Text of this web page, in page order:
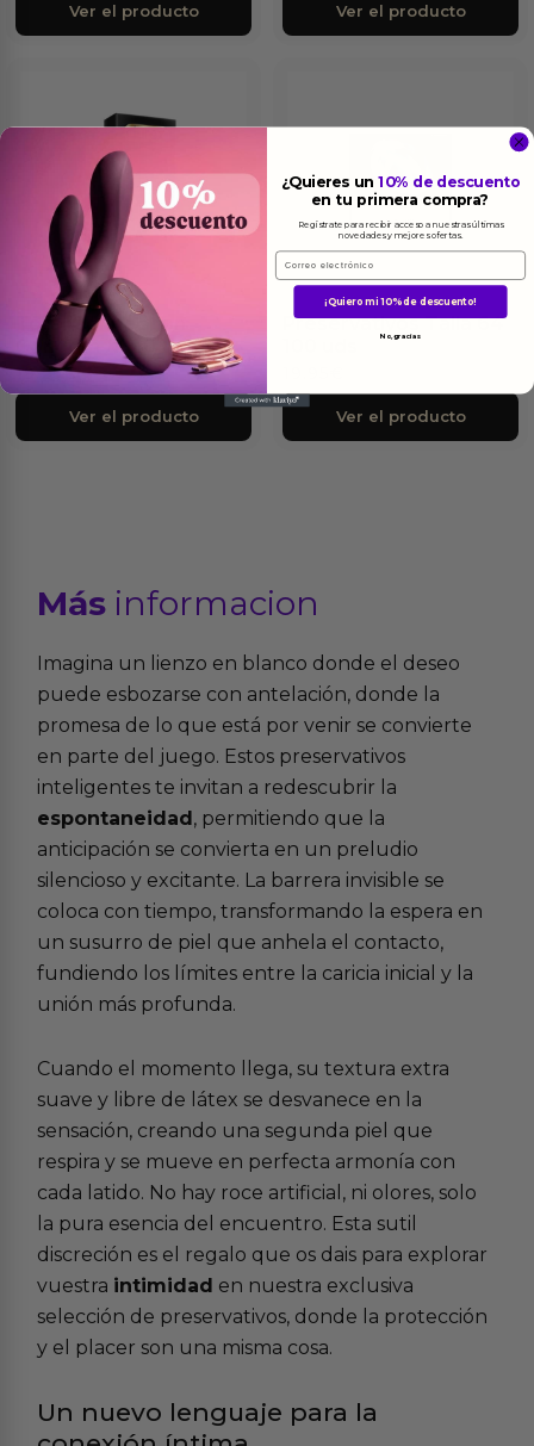
Ver el producto Ver el producto
Total Connection
Condom XL 10 Units
19.25€
Ver el producto
Preservativos Talla 64
Ver el producto
Más informacion
Imagina un lienzo en blanco donde el deseo
puede esbozarse con antelación, donde la
promesa de lo que está por venir se convierte
en parte del juego. Estos preservativos
inteligentes te invitan a redescubrir la
espontaneidad, permitiendo que la
anticipación se convierta en un preludio
silencioso y excitante. La barrera invisible se
coloca con tiempo, transformando la espera en
un susurro de piel que anhela el contacto,
fundiendo los límites entre la caricia inicial y la
unión más profunda.
Cuando el momento llega, su textura extra
suave y libre de látex se desvanece en la
sensación, creando una segunda piel que
respira y se mueve en perfecta armonía con
cada latido. No hay roce artificial, ni olores, solo
la pura esencia del encuentro. Esta sutil
discreción es el regalo que os dais para explorar
vuestra intimidad en nuestra exclusiva
selección de preservativos, donde la protección
y el placer son una misma cosa.
Un nuevo lenguaje para la
¿Quieres un10% de descuento
en tu primera compra?
Regístrate para recibir acceso a nuestras últimas
novedades y mejores ofertas.
Email
¡Quiero mi 10% de descuento!
No, gracias